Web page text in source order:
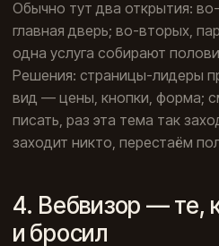
Обычно тут два открытия:
главная дверь; во-вторых,
одна услуга собирают
Решения: страницы-лидеры
вид — цены, кнопки, форма;
писать, раз эта тема так
заходит никто, перестаём
4. Вебвизор — те,
и бросил